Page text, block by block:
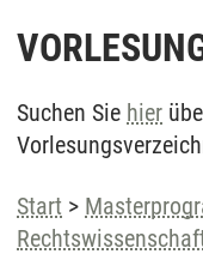
Suchen Sie hier
Start >